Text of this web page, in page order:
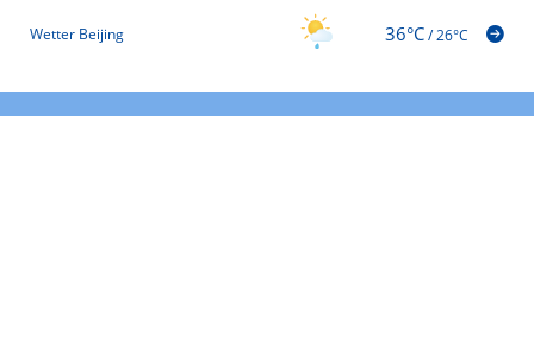
Wetter Beijing 36°C/26°C